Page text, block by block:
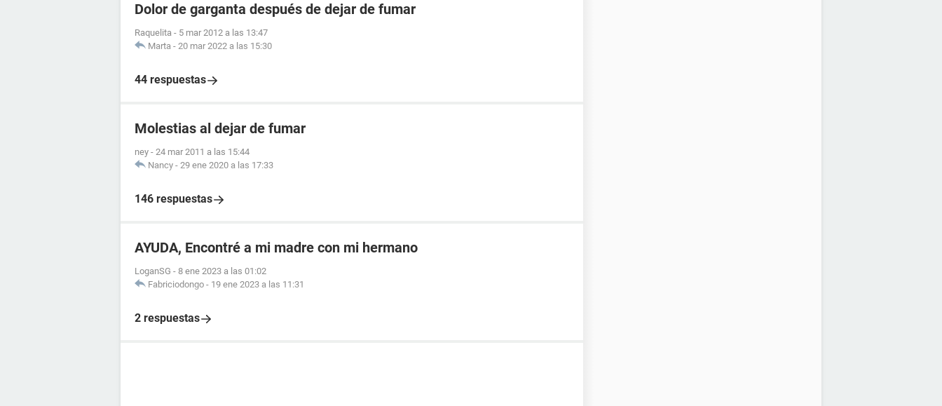
Dolor de garganta después de dejar de fumar
Raquelita - 5 mar 2012 a las 13:47
Marta - 20 mar 2022 a las 15:30
44 respuestas
Molestias al dejar de fumar
ney - 24 mar 2011 a las 15:44
Nancy - 29 ene 2020 a las 17:33
146 respuestas
AYUDA, Encontré a mi madre con mi hermano
LoganSG - 8 ene 2023 a las 01:02
Fabriciodongo - 19 ene 2023 a las 11:31
2 respuestas